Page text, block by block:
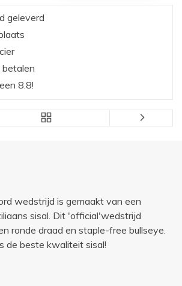
geleverd
betalen
8.8!
wedstrijd is gemaakt van een
sisal. Dit 'official'wedstrijd
ronde draad en staple-free bullseye.
de beste kwaliteit sisal!